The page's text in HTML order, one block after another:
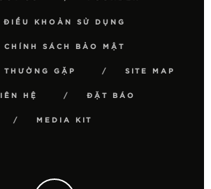
ĐIỀU KHOẢN SỬ DỤNG
CHÍNH SÁCH BẢO MẬT
GẶP SITE MAP
HỆ ĐẶT BÁO
MEDIA KIT